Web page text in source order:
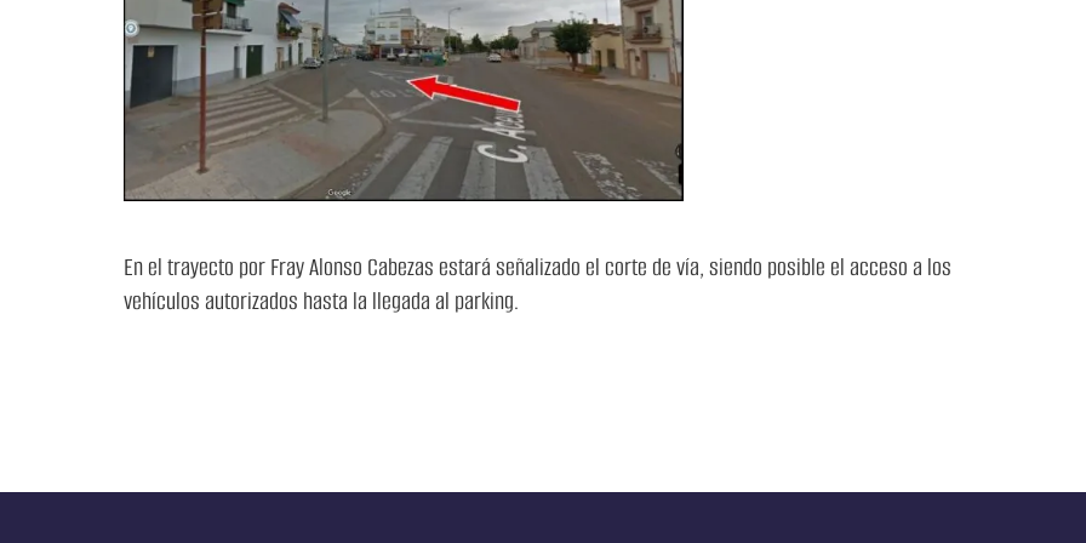
En el trayecto por Fray Alonso Cabezas estará señalizado el corte de vía, siendo posible el acceso a los
vehículos autorizados hasta la llegada al parking.